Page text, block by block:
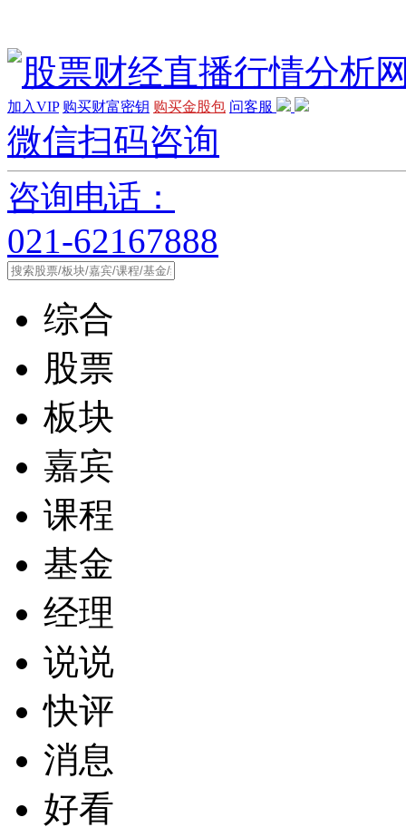
加入VIP 购买财富密钥 购买金股包 问客服
微信扫码咨询
咨询电话：
021-62167888
综合
股票
板块
嘉宾
课程
基金
经理
说说
快评
消息
好看